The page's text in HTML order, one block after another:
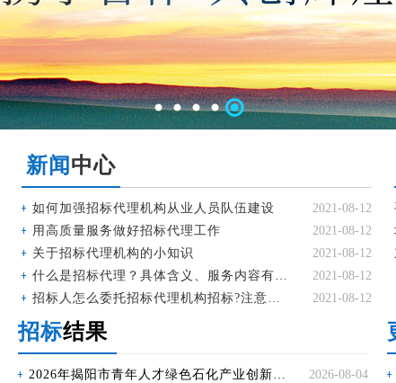
1 2 3 4 5
新闻 中心
如何加强招标代理机构从业人员队伍建设
2021-08-12
用高质量服务做好招标代理工作
2021-08-12
关于招标代理机构的小知识
2021-08-12
什么是招标代理？具体含义、服务内容有哪些？
2021-08-12
招标人怎么委托招标代理机构招标?注意事项有哪些?
2021-08-12
招标结果
2026年揭阳市青年人才绿色石化产业创新创业大赛成交公告
2026-08-04